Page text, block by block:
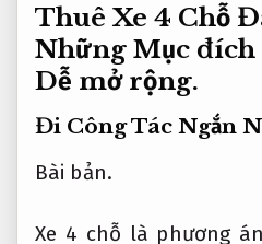
Thuê Xe 4 Chỗ
Những Mục đích
Dễ mở rộng.
Đi Công Tác Ngắn
Bài bản.
Xe 4 chỗ là phương